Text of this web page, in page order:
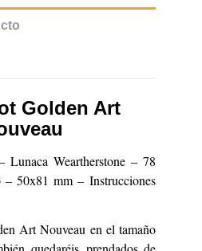
Golden Art
Lunaca Weartherstone – 78
– 50x81 mm – Instrucciones
Art Nouveau en el tamaño